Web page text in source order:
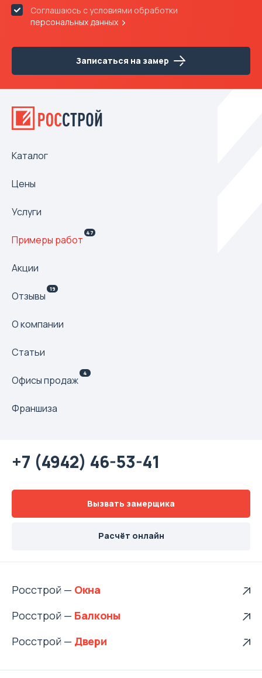
Соглашаюсь с условиями обработки
персональных данных
Записаться на замер
Каталог
Цены
Услуги
Примеры работ
47
Акции
Отзывы
19
О компании
Статьи
Офисы продаж
4
Франшиза
+7 (4942) 46-53-41
Вызвать замерщика
Расчёт онлайн
Росстрой —
Росстрой —
Росстрой —